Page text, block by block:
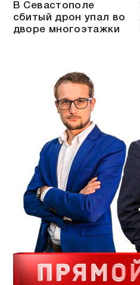
В Севастополе
сбитый дрон упал во
дворе многоэтажки